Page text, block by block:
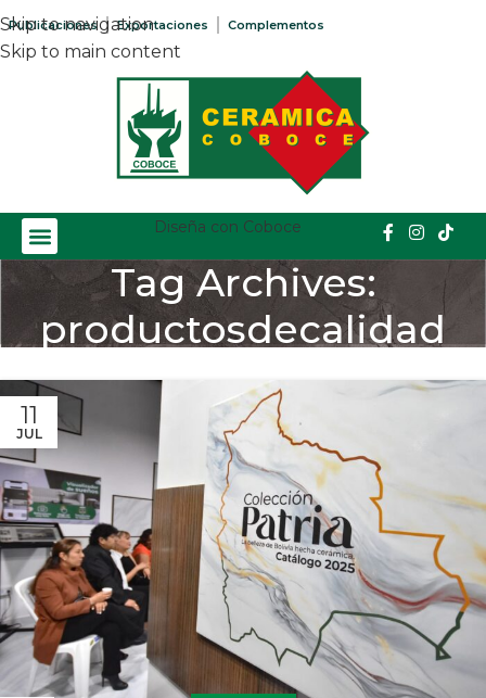
Skip to navigation
Skip to main content
Publicaciones Exportaciones Complementos
Diseña con Coboce
Tag Archives:
productosdecalidad
11
JUL